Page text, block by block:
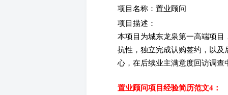
项目名称：置业顾问
项目描述：
本项目为城东龙泉第一高端项
抗性，独立完成认购签约，以
心，在后续业主满意度回访调查
置业顾问项目经验简历范文4：